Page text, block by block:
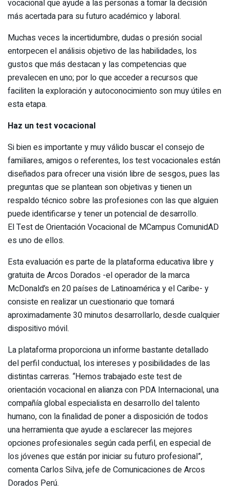
vocacional que ayude a las personas a tomar la decisión
más acertada para su futuro académico y laboral.
Muchas veces la incertidumbre, dudas o presión social
entorpecen el análisis objetivo de las habilidades, los
gustos que más destacan y las competencias que
prevalecen en uno; por lo que acceder a recursos que
faciliten la exploración y autoconocimiento son muy útiles en
esta etapa.
Haz un test vocacional
Si bien es importante y muy válido buscar el consejo de
familiares, amigos o referentes, los test vocacionales están
diseñados para ofrecer una visión libre de sesgos, pues las
preguntas que se plantean son objetivas y tienen un
respaldo técnico sobre las profesiones con las que alguien
puede identificarse y tener un potencial de desarrollo.
El Test de Orientación Vocacional de MCampus ComunidAD
es uno de ellos.
Esta evaluación es parte de la plataforma educativa libre y
gratuita de Arcos Dorados -el operador de la marca
McDonald’s en 20 países de Latinoamérica y el Caribe- y
consiste en realizar un cuestionario que tomará
aproximadamente 30 minutos desarrollarlo, desde cualquier
dispositivo móvil.
La plataforma proporciona un informe bastante detallado
del perfil conductual, los intereses y posibilidades de las
distintas carreras. “Hemos trabajado este test de
orientación vocacional en alianza con PDA Internacional, una
compañía global especialista en desarrollo del talento
humano, con la finalidad de poner a disposición de todos
una herramienta que ayude a esclarecer las mejores
opciones profesionales según cada perfil, en especial de
los jóvenes que están por iniciar su futuro profesional”,
comenta Carlos Silva, jefe de Comunicaciones de Arcos
Dorados Perú.